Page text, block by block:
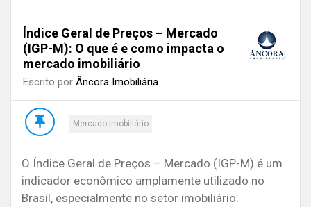
Índice Geral de Preços – Mercado
(IGP-M): O que é e como impacta o
mercado imobiliário
Escrito por Âncora Imobiliária
Mercado Imobiliário
O Índice Geral de Preços – Mercado (IGP-M) é um
indicador econômico amplamente utilizado no
Brasil, especialmente no setor imobiliário.